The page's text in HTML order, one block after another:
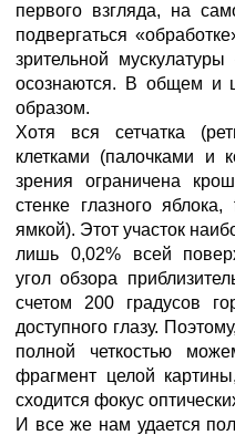
первого взгляда, на
подвергаться
зрительной
осознаются. В общем и
образом.
Хотя вся сетчатка
клетками (палочками и
зрения ограничена
стенке глазного
ямкой). Этот участок
лишь 0,02% всей
угол обзора
счетом 200 градусов
доступного глазу.
полной четкостью
фрагмент целой
сходится фокус
И все же нам удается